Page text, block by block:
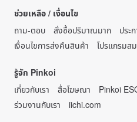
ช่วยเหลือ / เงื่อนไข
ถาม-ตอบ
สั่งซื้อปริมาณมาก ประ
เงื่อนไขการส่งคืนสินค้า
โปรแกรมส
รู้จัก Pinkoi
เกี่ยวกับเรา
สื่อโฆษณา Pinkoi
ร่วมงานกับเรา
iichi.com